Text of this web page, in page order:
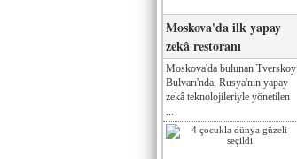
Moskova'da ilk yapay
zekâ restoranı
Moskova'da bulunan Tverskoy
Bulvarı'nda, Rusya'nın yapay
zekâ teknolojileriyle yönetilen